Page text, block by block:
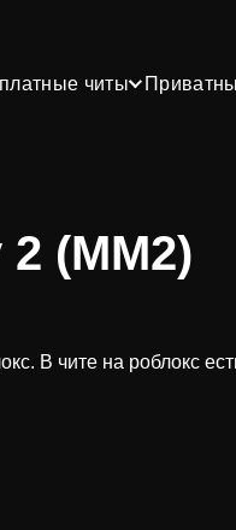
читы
(MM2)
В чите на роблокс